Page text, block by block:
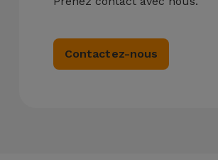
Contactez-nous